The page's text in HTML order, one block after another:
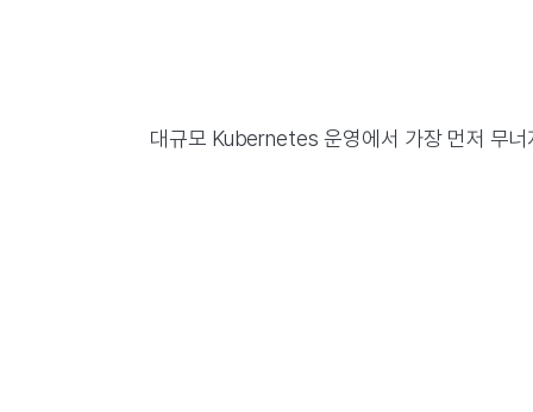
대규모 Kubernetes 운영에서 가장 먼저 무